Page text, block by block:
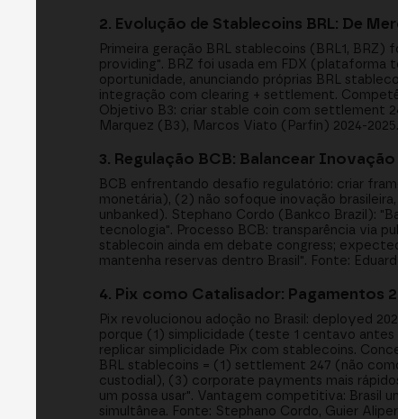
2. Evolução de Stablecoins BRL: De
Primeira geração BRL stablecoins (BRL1,
providing". BRZ foi usada em FDX
oportunidade, anunciando próprias BRL
integração com clearing + settlement.
Objetivo B3: criar stable coin com settlement
Marquez (B3), Marcos Viato (Parfin) 2024-2025.
3. Regulação BCB: Balancear
BCB enfrentando desafio regulatório: criar
monetária), (2) não sofoque inovação
unbanked). Stephano Cordo (Bankco Brazil):
tecnologia". Processo BCB: transparência via
stablecoin ainda em debate congress;
mantenha reservas dentro Brasil". Fonte:
4. Pix como Catalisador: Pagamentos
Pix revolucionou adoção no Brasil: deployed
porque (1) simplicidade (teste 1 centavo
replicar simplicidade Pix com stablecoins.
BRL stablecoins = (1) settlement 247 (não
custodial), (3) corporate payments mais
um possa usar". Vantagem competitiva: Brasil
simultânea. Fonte: Stephano Cordo, Guier